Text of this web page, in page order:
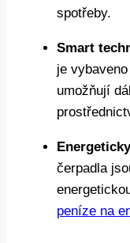
spotřeby.
Smart
je
umožňují
čerpadla
peníze na